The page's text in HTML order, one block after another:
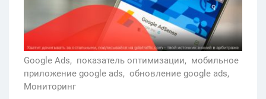
Google Ads, показатель оптимизации, мобильное
приложение google ads, обновление google ads,
Мониторинг